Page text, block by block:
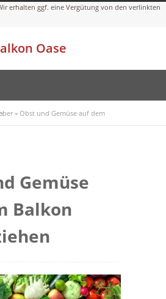
Oase
»
Gemüse
Balkon